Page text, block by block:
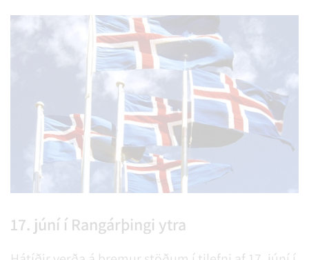
17. júní í Rangárþingi ytra